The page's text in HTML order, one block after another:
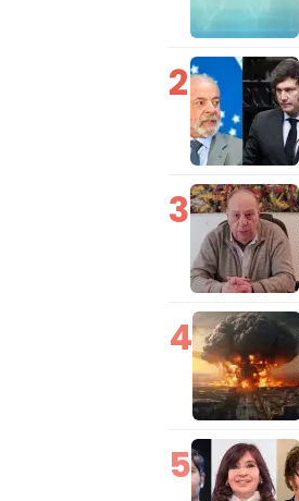
2
3
4
5